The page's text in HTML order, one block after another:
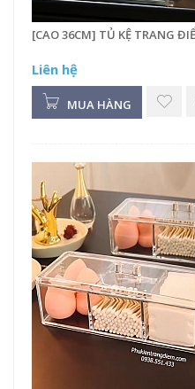
[CAO 36CM] TỦ KỆ TRANG
Liên hệ
MUA HÀNG